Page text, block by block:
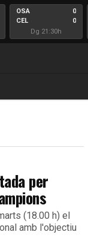
OSA
CEL
0
0
Dg 21:30h
per
(18.00 h) el
amb l'objectiu